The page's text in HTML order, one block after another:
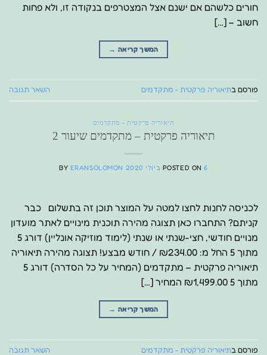
חורים כלשהם אם ישנם אצל המצטרפים בנקודה זו, ולא פחות
חשוב – […]
המשך קריאה →
פורסם בתיאוריה פרקטית - מתקדמים השאר תגובה
תיאוריה פרקטית - מתקדמים
תיאוריה פרקטית – מתקדמים שיעור 2
POSTED ON6 ביולי 2020 BY ERANSOLOMON
לכניסה לחנות לחצו למטה על המוצר תוכן זה בתשלום כבר
קניתם? התחברו כאן תצוגה מהירה תוכנית מינויים לאתר מועדון
מנויים חודשי, חצי-שנתי או שנתי (לימוד מוזיקה אונליין) דורג 5
מתוך 5 החל מ: ₪234.00 / חודש מבצע! תצוגה מהירה תיאוריה
תיאוריה פרקטית – מתקדמים (המחיר על כל הסדרה) דורג 5
מתוך 5 ₪1,499.00 המחיר […]
המשך קריאה →
פורסם בתיאוריה פרקטית - מתקדמים השאר תגובה